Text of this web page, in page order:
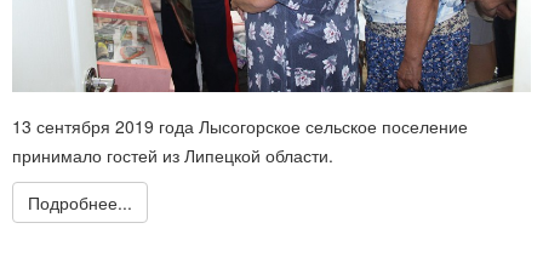
13 сентября 2019 года Лысогорское сельское поселение
принимало гостей из Липецкой области.
Подробнее...